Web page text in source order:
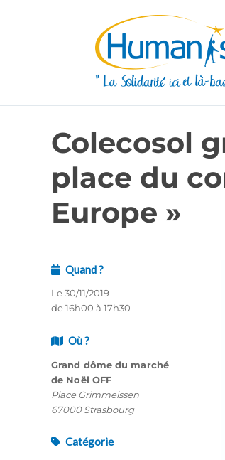
Colecosol
place du
Europe »
Quand ?
Le 30/11/2019
de 16h00 à 17h30
Où ?
Grand dôme du marché
de Noël OFF
Place Grimmeissen
67000 Strasbourg
Catégorie